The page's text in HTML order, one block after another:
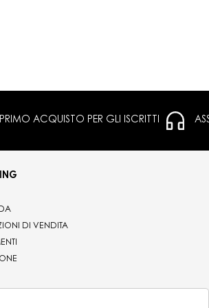
ACQUISTO PER GLI ISCRITTI
DI VENDITA